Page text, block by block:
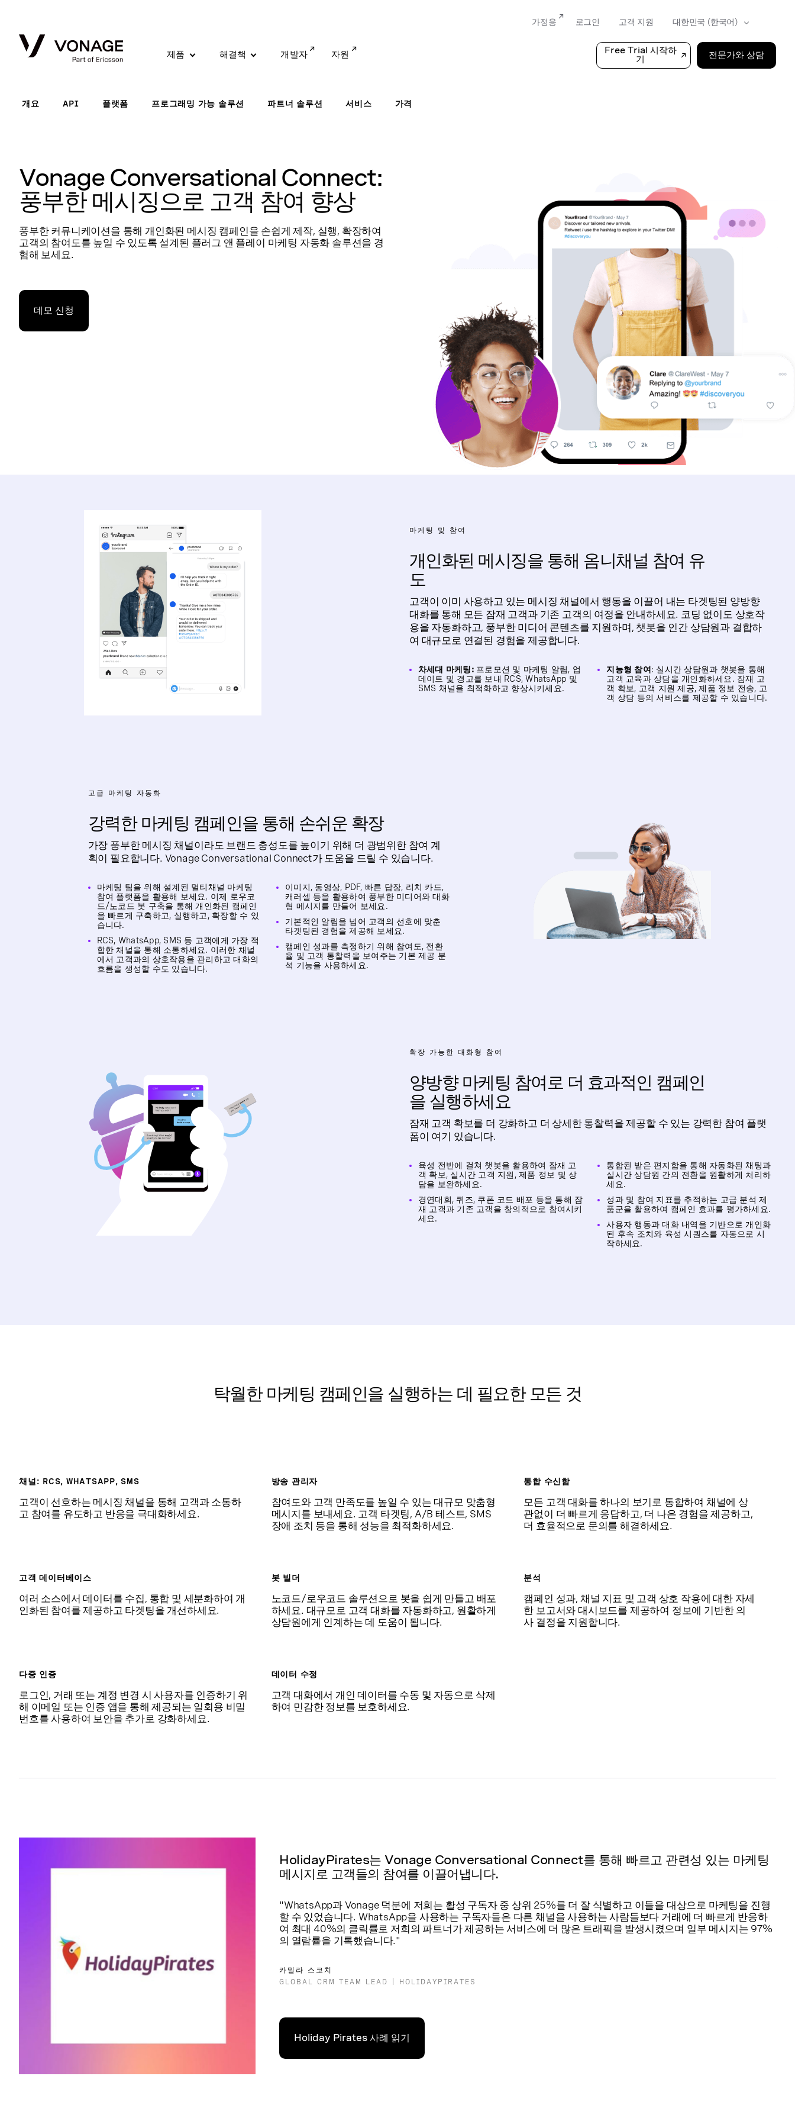
제품 해결책 개발자 자원
Free Trial 시작하
기
전문가와 상담
가정용 로그인 고객 지원
개요 API 플랫폼 프로그래밍 가능 솔루션 파트너 솔루션 서비스 가격
Vonage Conversational Connect:
풍부한 메시징으로 고객 참여 향상
풍부한 커뮤니케이션을 통해 개인화된 메시징 캠페인을 손쉽게 제작, 실행, 확장하여
고객의 참여도를 높일 수 있도록 설계된 플러그 앤 플레이 마케팅 자동화 솔루션을 경
험해 보세요.
데모 신청
마케팅 및 참여
개인화된 메시징을 통해 옴니채널 참여 유
도
고객이 이미 사용하고 있는 메시징 채널에서 행동을 이끌어 내는 타겟팅된 양방향
대화를 통해 모든 잠재 고객과 기존 고객의 여정을 안내하세요. 코딩 없이도 상호작
용을 자동화하고, 풍부한 미디어 콘텐츠를 지원하며, 챗봇을 인간 상담원과 결합하
여 대규모로 연결된 경험을 제공합니다.
차세대 마케팅:프로모션 및 마케팅 알림, 업
데이트 및 경고를 보내 RCS, WhatsApp 및
SMS 채널을 최적화하고 향상시키세요.
지능형 참여: 실시간 상담원과 챗봇을 통해
고객 교육과 상담을 개인화하세요. 잠재 고
객 확보, 고객 지원 제공, 제품 정보 전송, 고
객 상담 등의 서비스를 제공할 수 있습니다.
고급 마케팅 자동화
강력한 마케팅 캠페인을 통해 손쉬운 확장
가장 풍부한 메시징 채널이라도 브랜드 충성도를 높이기 위해 더 광범위한 참여 계
획이 필요합니다. Vonage Conversational Connect가 도움을 드릴 수 있습니다.
마케팅 팀을 위해 설계된 멀티채널 마케팅
참여 플랫폼을 활용해 보세요. 이제 로우코
드/노코드 봇 구축을 통해 개인화된 캠페인
을 빠르게 구축하고, 실행하고, 확장할 수 있
습니다.
RCS, WhatsApp, SMS 등 고객에게 가장 적
합한 채널을 통해 소통하세요. 이러한 채널
에서 고객과의 상호작용을 관리하고 대화의
흐름을 생성할 수도 있습니다.
이미지, 동영상, PDF, 빠른 답장, 리치 카드,
캐러셀 등을 활용하여 풍부한 미디어와 대화
형 메시지를 만들어 보세요.
기본적인 알림을 넘어 고객의 선호에 맞춘
타겟팅된 경험을 제공해 보세요.
캠페인 성과를 측정하기 위해 참여도, 전환
율 및 고객 통찰력을 보여주는 기본 제공 분
석 기능을 사용하세요.
확장 가능한 대화형 참여
양방향 마케팅 참여로 더 효과적인 캠페인
을 실행하세요
잠재 고객 확보를 더 강화하고 더 상세한 통찰력을 제공할 수 있는 강력한 참여 플랫
폼이 여기 있습니다.
육성 전반에 걸쳐 챗봇을 활용하여 잠재 고
객 확보, 실시간 고객 지원, 제품 정보 및 상
담을 보완하세요.
경연대회, 퀴즈, 쿠폰 코드 배포 등을 통해 잠
재 고객과 기존 고객을 창의적으로 참여시키
세요.
통합된 받은 편지함을 통해 자동화된 채팅과
실시간 상담원 간의 전환을 원활하게 처리하
세요.
성과 및 참여 지표를 추적하는 고급 분석 제
품군을 활용하여 캠페인 효과를 평가하세요.
사용자 행동과 대화 내역을 기반으로 개인화
된 후속 조치와 육성 시퀀스를 자동으로 시
작하세요.
탁월한 마케팅 캠페인을 실행하는 데 필요한 모든 것
채널: RCS, WHATSAPP, SMS
고객이 선호하는 메시징 채널을 통해 고객과 소통하
고 참여를 유도하고 반응을 극대화하세요.
방송 관리자
참여도와 고객 만족도를 높일 수 있는 대규모 맞춤형
메시지를 보내세요. 고객 타겟팅, A/B 테스트, SMS
장애 조치 등을 통해 성능을 최적화하세요.
통합 수신함
모든 고객 대화를 하나의 보기로 통합하여 채널에 상
관없이 더 빠르게 응답하고, 더 나은 경험을 제공하고,
더 효율적으로 문의를 해결하세요.
고객 데이터베이스
여러 소스에서 데이터를 수집, 통합 및 세분화하여 개
인화된 참여를 제공하고 타겟팅을 개선하세요.
봇 빌더
노코드/로우코드 솔루션으로 봇을 쉽게 만들고 배포
하세요. 대규모로 고객 대화를 자동화하고, 원활하게
상담원에게 인계하는 데 도움이 됩니다.
분석
캠페인 성과, 채널 지표 및 고객 상호 작용에 대한 자세
한 보고서와 대시보드를 제공하여 정보에 기반한 의
사 결정을 지원합니다.
다중 인증
로그인, 거래 또는 계정 변경 시 사용자를 인증하기 위
해 이메일 또는 인증 앱을 통해 제공되는 일회용 비밀
번호를 사용하여 보안을 추가로 강화하세요.
데이터 수정
고객 대화에서 개인 데이터를 수동 및 자동으로 삭제
하여 민감한 정보를 보호하세요.
HolidayPirates는 Vonage Conversational Connect를 통해 빠르고 관련성 있는 마케팅
메시지로 고객들의 참여를 이끌어냅니다.
"WhatsApp과 Vonage 덕분에 저희는 활성 구독자 중 상위 25%를 더 잘 식별하고 이들을 대상으로 마케팅을 진행
할 수 있었습니다. WhatsApp을 사용하는 구독자들은 다른 채널을 사용하는 사람들보다 거래에 더 빠르게 반응하
여 최대 40%의 클릭률로 저희의 파트너가 제공하는 서비스에 더 많은 트래픽을 발생시켰으며 일부 메시지는 97%
의 열람률을 기록했습니다."
카밀라 스코치
GLOBAL CRM TEAM LEAD | HOLIDAYPIRATES
Holiday Pirates 사례 읽기